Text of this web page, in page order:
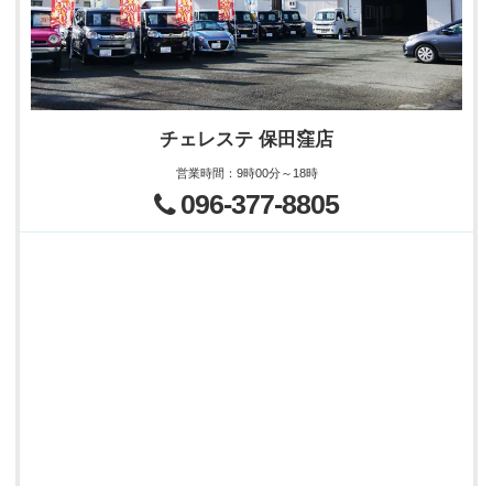
チェレステ 保田窪店
営業時間 ： 9時00分～18時
096-377-8805